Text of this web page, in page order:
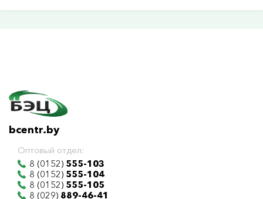
bcentr.by
Оптовый отдел:
8 (0152) 555-103
8 (0152) 555-104
8 (0152) 555-105
8 (029) 889-46-41